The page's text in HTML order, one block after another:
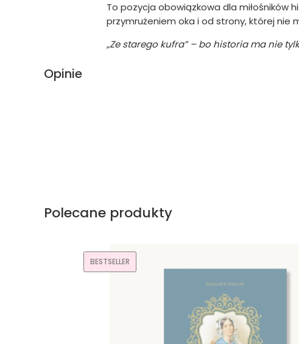
To pozycja obowiązkowa dla miłośników
przymrużeniem oka i od strony, której nie
„Ze starego kufra” – bo historia ma nie
Opinie
Polecane produkty
BESTSELLER